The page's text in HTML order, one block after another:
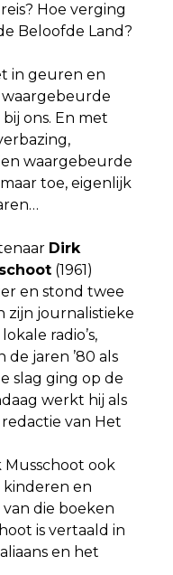
Hoe verging
Beloofde Land?
in geuren en
waargebeurde
ons. En met
waargebeurde
toe, eigenlijk
Dirk
(1961)
en stond twee
zijn journalistieke
radio’s,
de jaren ’80 als
slag ging op de
werkt hij als
van Het
Musschoot ook
en
die boeken
is vertaald in
en het